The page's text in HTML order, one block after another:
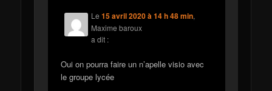
Le15 avril 2020 à 14 h 48 min,
Maxime baroux
a dit :
Oui on pourra faire un n’apelle visio avec
le groupe lycée